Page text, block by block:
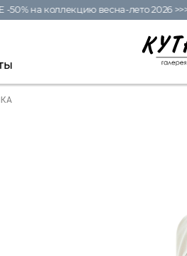
на коллекцию весна-лето 2026 >>>